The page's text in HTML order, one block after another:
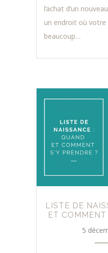
l’achat d’un
un endroit où votre
beaucoup…
LISTE DE
ET COMMENT
5